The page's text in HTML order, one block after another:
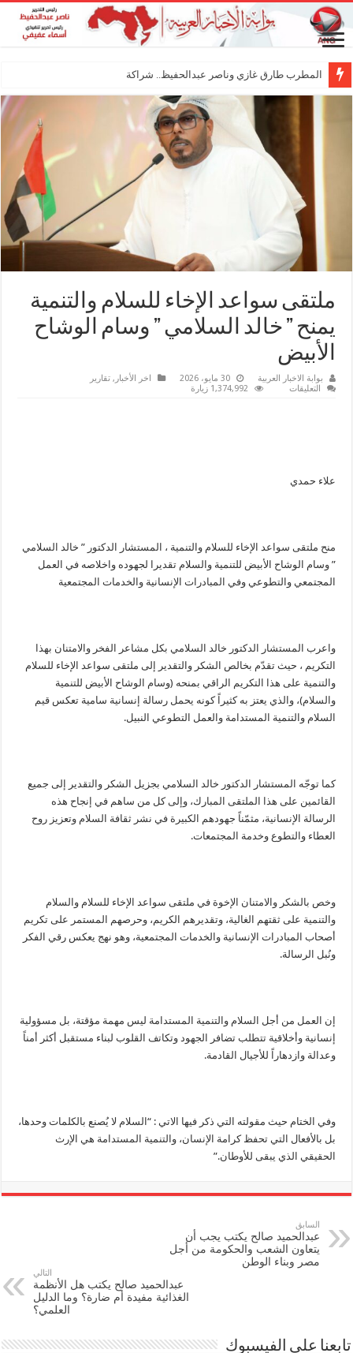
المطرب طارق غازي وناصر عبدالحفيظ.. شراكة فنية ترسم
ملتقى سواعد الإخاء للسلام والتنمية
يمنح ” خالد السلامي ” وسام الوشاح
الأبيض
بوابة الاخبار العربية 30 مايو، 2026 اخر الأخبار ,تقارير
التعليقات
1,374,992 زيارة
علاء حمدي
منح ملتقى سواعد الإخاء للسلام والتنمية ، المستشار الدكتور ” خالد السلامي
” وسام الوشاح الأبيض للتنمية والسلام تقديرا لجهوده واخلاصه في العمل
المجتمعي والتطوعي وفي المبادرات الإنسانية والخدمات المجتمعية
واعرب المستشار الدكتور خالد السلامي بكل مشاعر الفخر والامتنان بهذا
التكريم ، حيث تقدّم بخالص الشكر والتقدير إلى ملتقى سواعد الإخاء للسلام
والتنمية على هذا التكريم الراقي بمنحه (وسام الوشاح الأبيض للتنمية
والسلام)، والذي يعتز به كثيراً كونه يحمل رسالة إنسانية سامية تعكس قيم
السلام والتنمية المستدامة والعمل التطوعي النبيل.
كما توجّه المستشار الدكتور خالد السلامي بجزيل الشكر والتقدير إلى جميع
القائمين على هذا الملتقى المبارك، وإلى كل من ساهم في إنجاح هذه
الرسالة الإنسانية، مثمّناً جهودهم الكبيرة في نشر ثقافة السلام وتعزيز روح
العطاء والتطوع وخدمة المجتمعات.
وخص بالشكر والامتنان الإخوة في ملتقى سواعد الإخاء للسلام والسلام
والتنمية على ثقتهم الغالية، وتقديرهم الكريم، وحرصهم المستمر على تكريم
أصحاب المبادرات الإنسانية والخدمات المجتمعية، وهو نهج يعكس رقي الفكر
ونُبل الرسالة.
إن العمل من أجل السلام والتنمية المستدامة ليس مهمة مؤقتة، بل مسؤولية
إنسانية وأخلاقية تتطلب تضافر الجهود وتكاتف القلوب لبناء مستقبل أكثر أمناً
وعدالة وازدهاراً للأجيال القادمة.
وفي الختام حيث مقولته التي ذكر فيها الاتي : “السلام لا يُصنع بالكلمات وحدها،
بل بالأفعال التي تحفظ كرامة الإنسان، والتنمية المستدامة هي الإرث
الحقيقي الذي يبقى للأوطان.”
السابق
عبدالحميد صالح يكتب يجب أن
يتعاون الشعب والحكومة من أجل
مصر وبناء الوطن
التالي
عبدالحميد صالح يكتب هل الأنظمة
الغذائية مفيدة أم ضارة؟ وما الدليل
العلمي؟
تابعنا على الفيسبوك